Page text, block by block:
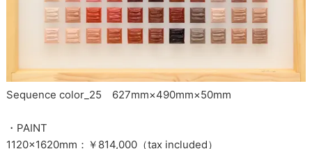
Sequence color_25 627mm×490mm×50mm
・PAINT
1120×1620mm：￥814,000（tax included）